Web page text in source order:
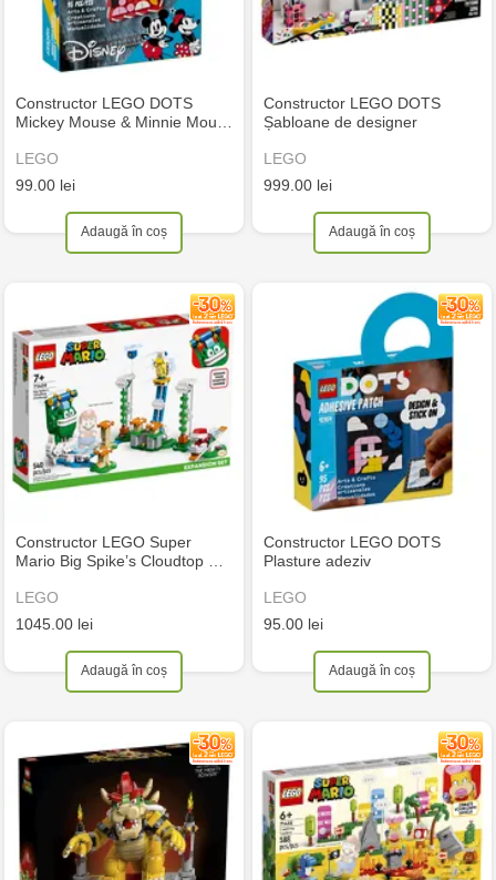
Constructor LEGO DOTS
Mickey Mouse & Minnie Mou…
LEGO
99.00 lei
Adaugă în coș
Constructor LEGO DOTS
Șabloane de designer
LEGO
999.00 lei
Adaugă în coș
Constructor LEGO Super
Mario Big Spike’s Cloudtop …
LEGO
1045.00 lei
Adaugă în coș
Constructor LEGO DOTS
Plasture adeziv
LEGO
95.00 lei
Adaugă în coș